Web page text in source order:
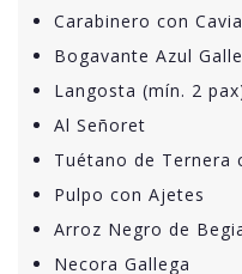
Carabinero con
Bogavante Azul
Langosta (mín. 2
Al Señoret
Tuétano de Ternera
Pulpo con Ajetes
Arroz Negro de
Necora Gallega